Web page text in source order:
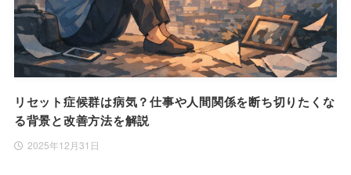
リセット症候群は病気？仕事や人間関係を断ち切りたくな
る背景と改善方法を解説
2025年12月31日